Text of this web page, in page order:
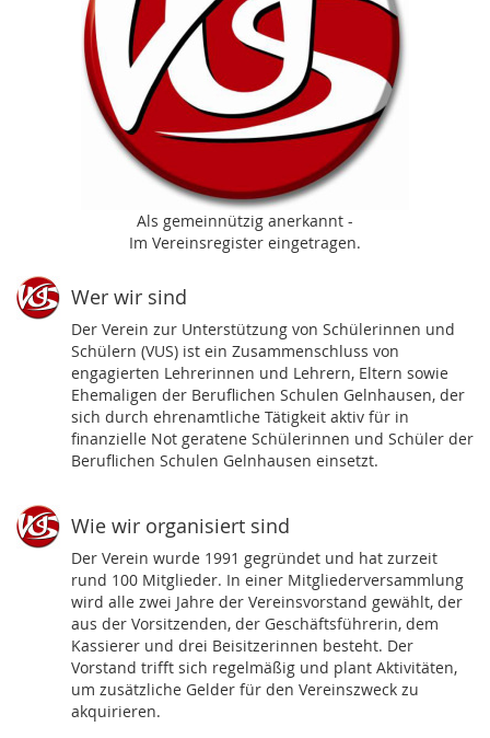
Als gemeinnützig anerkannt -
Im Vereinsregister eingetragen.
Wer wir sind
Der Verein zur Unterstützung von Schülerinnen und
Schülern (VUS) ist ein Zusammenschluss von
engagierten Lehrerinnen und Lehrern, Eltern sowie
Ehemaligen der Beruflichen Schulen Gelnhausen, der
sich durch ehrenamtliche Tätigkeit aktiv für in
finanzielle Not geratene Schülerinnen und Schüler der
Beruflichen Schulen Gelnhausen einsetzt.
Wie wir organisiert sind
Der Verein wurde 1991 gegründet und hat zurzeit
rund 100 Mitglieder. In einer Mitgliederversammlung
wird alle zwei Jahre der Vereinsvorstand gewählt, der
aus der Vorsitzenden, der Geschäftsführerin, dem
Kassierer und drei Beisitzerinnen besteht. Der
Vorstand trifft sich regelmäßig und plant Aktivitäten,
um zusätzliche Gelder für den Vereinszweck zu
akquirieren.